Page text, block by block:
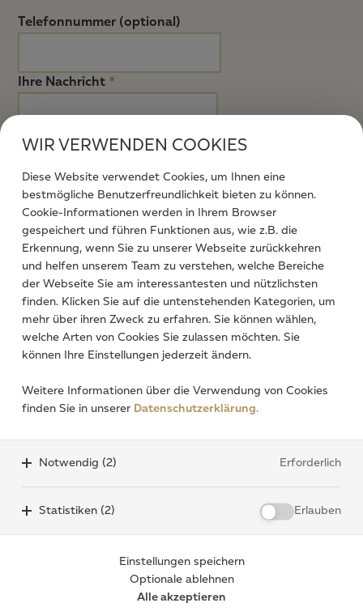
Telefonnummer (optional)
Ihre Nachricht *
Ich stimme zu, dass meine abgesendeten Daten
zum Zweck der Bearbeitung meines Anliegens
verarbeitet werden. Weitere Informationen finden
Sie in unsererDatenschutzerklärung.*
3 6 = ?*
Datenschutzerklärung
Cookie-Einstellungen
WIR VERWENDEN COOKIES
Diese Website verwendet Cookies, um Ihnen eine
bestmögliche Benutzerfreundlichkeit bieten zu können.
Cookie-Informationen werden in Ihrem Browser
gespeichert und führen Funktionen aus, wie z.B. die
Erkennung, wenn Sie zu unserer Webseite zurückkehren
und helfen unserem Team zu verstehen, welche Bereiche
der Webseite Sie am interessantesten und nützlichsten
finden. Klicken Sie auf die untenstehenden Kategorien, um
mehr über ihren Zweck zu erfahren. Sie können wählen,
welche Arten von Cookies Sie zulassen möchten. Sie
können Ihre Einstellungen jederzeit ändern.
Weitere Informationen über die Verwendung von Cookies
finden Sie in unserer Datenschutzerklärung.
Notwendig (2) Erforderlich
Statistiken (2) Erlauben
Einstellungen speichern
Optionale ablehnen
Alle akzeptieren